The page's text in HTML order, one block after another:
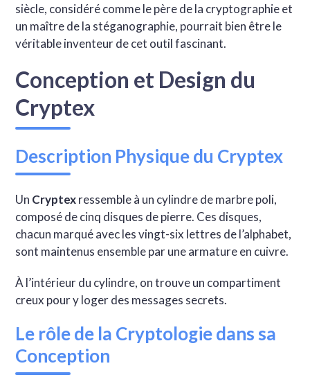
siècle, considéré comme le père de la cryptographie et
un maître de la stéganographie, pourrait bien être le
véritable inventeur de cet outil fascinant.
Conception et Design du
Cryptex
Description Physique du Cryptex
Un Cryptexressemble à un cylindre de marbre poli,
composé de cinq disques de pierre. Ces disques,
chacun marqué avec les vingt-six lettres de l’alphabet,
sont maintenus ensemble par une armature en cuivre.
À l’intérieur du cylindre, on trouve un compartiment
creux pour y loger des messages secrets.
Le rôle de la Cryptologie dans sa
Conception